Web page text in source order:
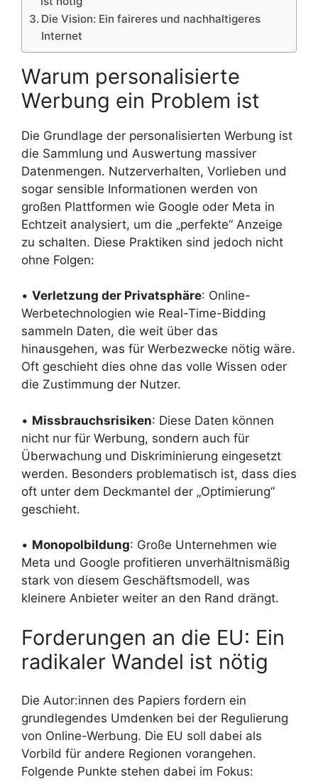
Die Vision: Ein faireres und nachhaltigeres
Internet
Warum personalisierte
Werbung ein Problem ist
Die Grundlage der personalisierten Werbung ist
die Sammlung und Auswertung massiver
Datenmengen. Nutzerverhalten, Vorlieben und
sogar sensible Informationen werden von
großen Plattformen wie Google oder Meta in
Echtzeit analysiert, um die „perfekte“ Anzeige
zu schalten. Diese Praktiken sind jedoch nicht
ohne Folgen:
• Verletzung der Privatsphäre: Online-
Werbetechnologien wie Real-Time-Bidding
sammeln Daten, die weit über das
hinausgehen, was für Werbezwecke nötig wäre.
Oft geschieht dies ohne das volle Wissen oder
die Zustimmung der Nutzer.
• Missbrauchsrisiken: Diese Daten können
nicht nur für Werbung, sondern auch für
Überwachung und Diskriminierung eingesetzt
werden. Besonders problematisch ist, dass dies
oft unter dem Deckmantel der „Optimierung“
geschieht.
• Monopolbildung: Große Unternehmen wie
Meta und Google profitieren unverhältnismäßig
stark von diesem Geschäftsmodell, was
kleinere Anbieter weiter an den Rand drängt.
Forderungen an die EU: Ein
radikaler Wandel ist nötig
Die Autor:innen des Papiers fordern ein
grundlegendes Umdenken bei der Regulierung
von Online-Werbung. Die EU soll dabei als
Vorbild für andere Regionen vorangehen.
Folgende Punkte stehen dabei im Fokus: